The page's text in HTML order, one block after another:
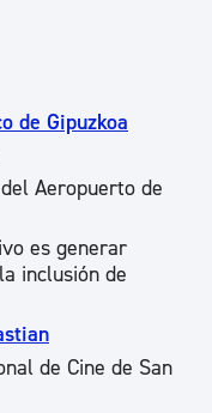
de Gipuzkoa
Aeropuerto de
es generar
inclusión de
de Cine de San